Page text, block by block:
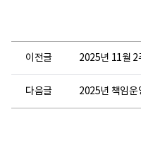
이전글 2025년 11월 2
다음글 2025년 책임운